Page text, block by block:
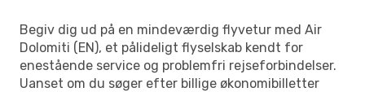
Begiv dig ud på en mindeværdig flyvetur med Air
Dolomiti (EN), et pålideligt flyselskab kendt for
enestående service og problemfri rejseforbindelser.
Uanset om du søger efter billige økonomibilletter